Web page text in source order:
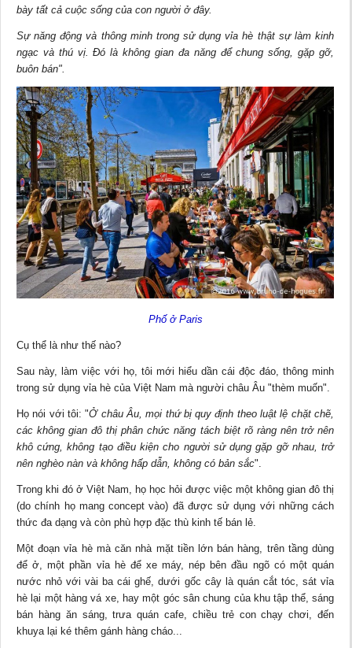
bày tất cả cuộc sống của con người ở đây.
Sự năng động và thông minh trong sử dụng vỉa hè thật sự làm kinh
ngạc và thú vị.Đó là không gian đa năng để chung sống, gặp gỡ,
buôn bán".
Phố ở Paris
Cụ thể là như thế nào?
Sau này, làm việc với họ, tôi mới hiểu dần cái độc đáo, thông minh
trong sử dụng vỉa hè của Việt Nam mà người châu Âu "thèm muốn".
Họ nói với tôi: "Ởchâu Âu, mọi thứ bị quy định theo luật lệ chặt chẽ,
các không gian đô thị phân chức năng tách biệt rõ ràng nên trở nên
khô cứng, không tạo điều kiện cho người sử dụng gặp gỡ nhau, trở
nên nghèo nàn và không hấp dẫn, không có bản sắc".
Trong khi đó ở Việt Nam, họ học hỏi được việc một không gian đô thị
(do chính họ mang concept vào) đã được sử dụng với những cách
thức đa dạng và còn phù hợp đặc thù kinh tế bán lẻ.
Một đoạn vỉa hè mà căn nhà mặt tiền lớn bán hàng, trên tầng dùng
để ở, một phần vỉa hè để xe máy, nép bên đầu ngõ có một quán
nước nhỏ với vài ba cái ghế, dưới gốc cây là quán cắt tóc, sát vỉa
hè lại một hàng vá xe, hay một góc sân chung của khu tập thể, sáng
bán hàng ăn sáng, trưa quán cafe, chiều trẻ con chạy chơi, đến
khuya lại ké thêm gánh hàng cháo...